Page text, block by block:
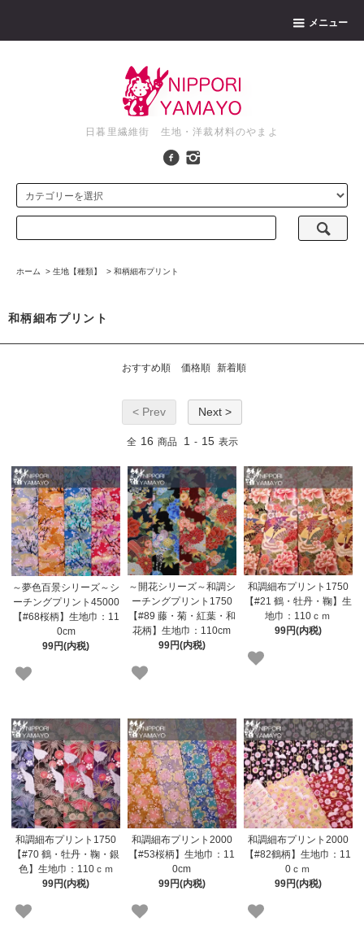
メニュー
日暮里繊維街 生地・洋裁材料のやまよ
ホーム > 生地【種類】 > 和柄細布プリント
和柄細布プリント
おすすめ順 価格順 新着順
< Prev Next >
全 16 商品 1 - 15 表示
～夢色百景シリーズ～シ
ーチングプリント45000
【#68桜柄】生地巾：11
0cm
99円(内税)
～開花シリーズ～和調シ
ーチングプリント1750
【#89 藤・菊・紅葉・和
花柄】生地巾：110cm
99円(内税)
和調細布プリント1750
【#21 鶴・牡丹・鞠】生
地巾：110ｃｍ
99円(内税)
和調細布プリント1750
【#70 鶴・牡丹・鞠・銀
色】生地巾：110ｃｍ
99円(内税)
和調細布プリント2000
【#53桜柄】生地巾：11
0cm
99円(内税)
和調細布プリント2000
【#82鶴柄】生地巾：11
0ｃｍ
99円(内税)